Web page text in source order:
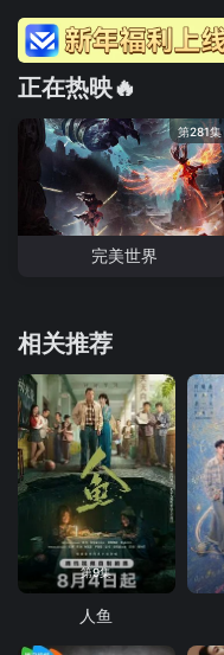
正在热映🔥
第281集
完美世界
相关推荐
第9集
人鱼